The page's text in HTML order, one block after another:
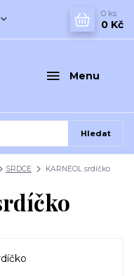
Menu
Hledat
0 ks
0 Kč
SRDCE KARNEOL srdíčko